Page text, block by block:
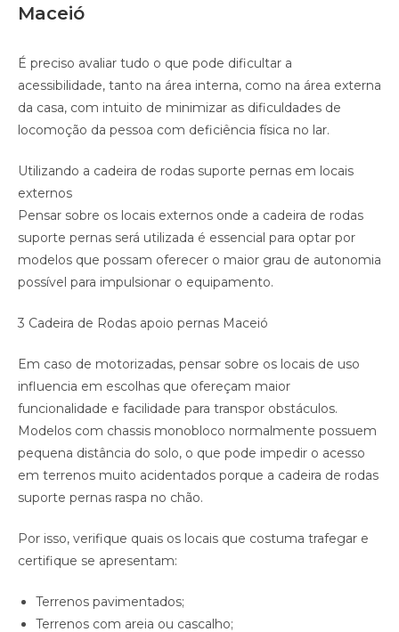
Maceió
É preciso avaliar tudo o que pode dificultar a
acessibilidade, tanto na área interna, como na área externa
da casa, com intuito de minimizar as dificuldades de
locomoção da pessoa com deficiência física no lar.
Utilizando a cadeira de rodas suporte pernas em locais
externos
Pensar sobre os locais externos onde a cadeira de rodas
suporte pernas será utilizada é essencial para optar por
modelos que possam oferecer o maior grau de autonomia
possível para impulsionar o equipamento.
3 Cadeira de Rodas apoio pernas Maceió
Em caso de motorizadas, pensar sobre os locais de uso
influencia em escolhas que ofereçam maior
funcionalidade e facilidade para transpor obstáculos.
Modelos com chassis monobloco normalmente possuem
pequena distância do solo, o que pode impedir o acesso
em terrenos muito acidentados porque a cadeira de rodas
suporte pernas raspa no chão.
Por isso, verifique quais os locais que costuma trafegar e
certifique se apresentam:
Terrenos pavimentados;
Terrenos com areia ou cascalho;